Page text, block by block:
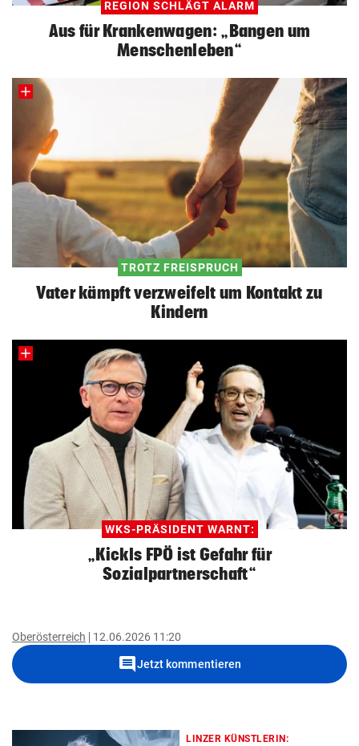
REGION SCHLÄGT ALARM
Aus für Krankenwagen: „Bangen um
Menschenleben“
TROTZ FREISPRUCH
Vater kämpft verzweifelt um Kontakt zu
Kindern
WKS-PRÄSIDENT WARNT:
„Kickls FPÖ ist Gefahr für
Sozialpartnerschaft“
Oberösterreich 12.06.2026 11:20
commentJetzt kommentieren
LINZER KÜNSTLERIN: